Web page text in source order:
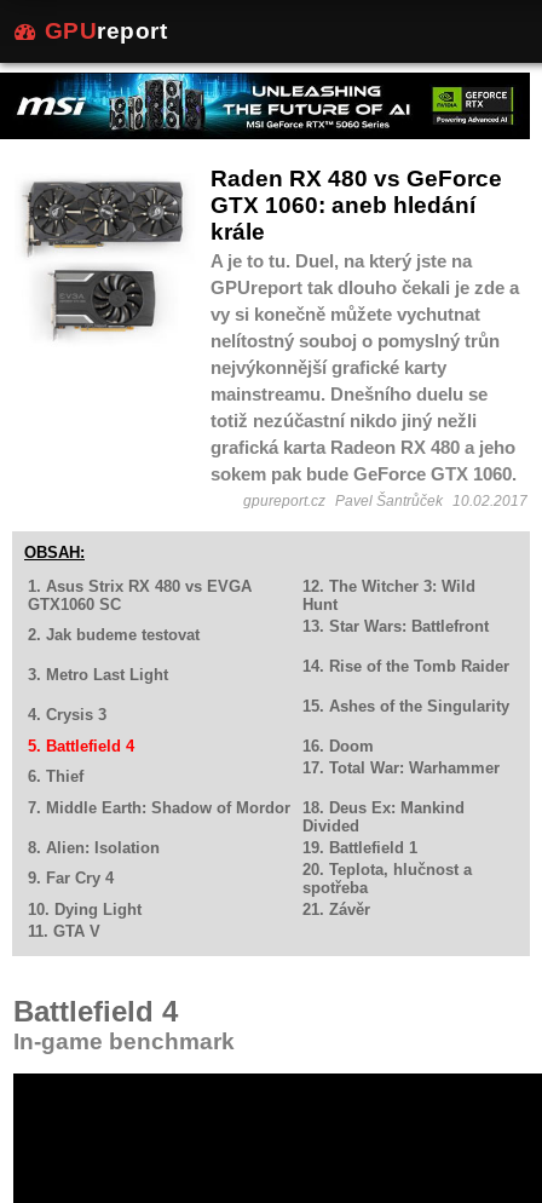
GPUreport
Raden RX 480 vs GeForce
GTX 1060: aneb hledání
krále
A je to tu. Duel, na který jste na
GPUreport tak dlouho čekali je zde a
vy si konečně můžete vychutnat
nelítostný souboj o pomyslný trůn
nejvýkonnější grafické karty
mainstreamu. Dnešního duelu se
totiž nezúčastní nikdo jiný nežli
grafická karta Radeon RX 480 a jeho
sokem pak bude GeForce GTX 1060.
gpureport.cz Pavel Šantrůček 10.02.2017
OBSAH:
1. Asus Strix RX 480 vs EVGA
GTX1060 SC
12. The Witcher 3: Wild
Hunt
2. Jak budeme testovat
13. Star Wars: Battlefront
3. Metro Last Light 14. Rise of the Tomb Raider
4. Crysis 3 15. Ashes of the Singularity
5. Battlefield 4
16. Doom
6. Thief
17. Total War: Warhammer
7. Middle Earth: Shadow of Mordor
18. Deus Ex: Mankind
Divided
8. Alien: Isolation
19. Battlefield 1
9. Far Cry 4
20. Teplota, hlučnost a
spotřeba
10. Dying Light
21. Závěr
11. GTA V
Battlefield 4
In-game benchmark